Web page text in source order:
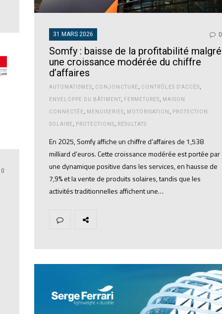
31 MARS 2026 0
Somfy : baisse de la profitabilité malgré
une croissance modérée du chiffre
d’affaires
AUTOMATISMES, CONJONCTURE, CONTRÔLES D'ACCÈS,
ENVELOPPE DU BÂTIMENT , FERMETURES, MAISON
CONNECTÉE, MENUISERIES, MOTORISATION , PROTECTION
SOLAIRE, PROTECTIONS, RÉSULTATS
En 2025, Somfy affiche un chiffre d’affaires de 1,538
milliard d’euros. Cette croissance modérée est portée par
une dynamique positive dans les services, en hausse de
7,9% et la vente de produits solaires, tandis que les
activités traditionnelles affichent une…
0